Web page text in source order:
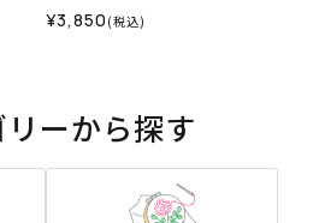
¥3,850 (税込)
ーから探す